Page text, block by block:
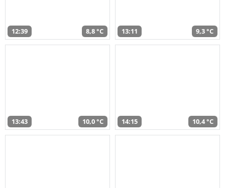
12:39 8,8 °C 13:11 9,3 °C
13:43 10,0 °C 14:15 10,4 °C